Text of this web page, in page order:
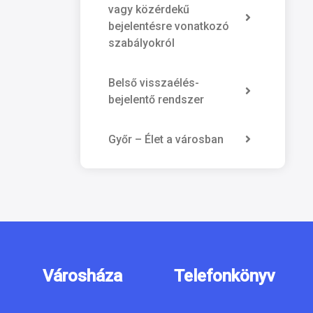
vagy közérdekű
bejelentésre vonatkozó
szabályokról
Belső visszaélés-
bejelentő rendszer
Győr – Élet a városban
Városháza Telefonkönyv